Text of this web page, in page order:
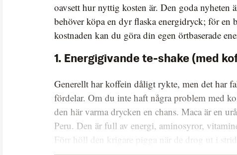
oavsett hur nyttig kosten är. Den goda nyheten
behöver köpa en dyr flaska energidryck; för en
kostnaden kan du göra din egen örtbaserade
1. Energigivande te-shake (med
Generellt har koffein dåligt rykte, men det har
fördelar. Om du inte haft några problem med
den här varma drycken en chans. Maca är en
Peru. Den är full av energi, aminosyror,
Förr höll den krigare pigga när de drog ut i strid.